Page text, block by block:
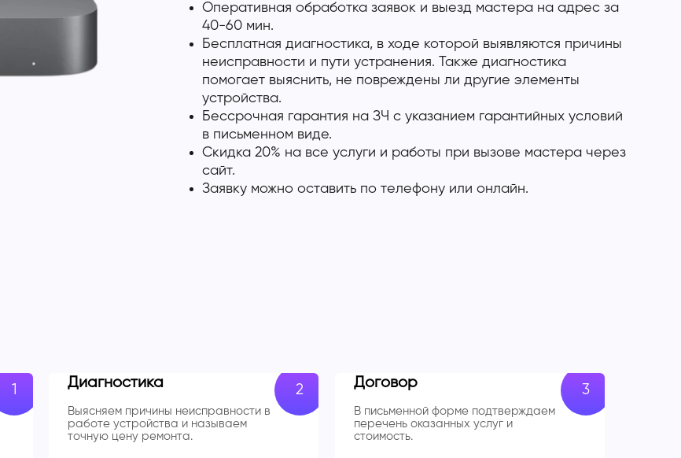
Оперативная обработка заявок и выезд мастера на адрес за
40-60 мин.
Бесплатная диагностика, в ходе которой выявляются причины
неисправности и пути устранения. Также диагностика
помогает выяснить, не повреждены ли другие элементы
устройства.
Бессрочная гарантия на ЗЧ с указанием гарантийных условий
в письменном виде.
Скидка 20% на все услуги и работы при вызове мастера через
сайт.
Заявку можно оставить по телефону или онлайн.
Диагностика
Выясняем причины неисправности в
работе устройства и называем
точную цену ремонта.
Договор
В письменной форме подтверждаем
перечень оказанных услуг и
стоимость.